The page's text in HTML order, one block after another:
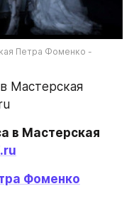
Петра Фоменко -
Мастерская
в Мастерская
Фоменко